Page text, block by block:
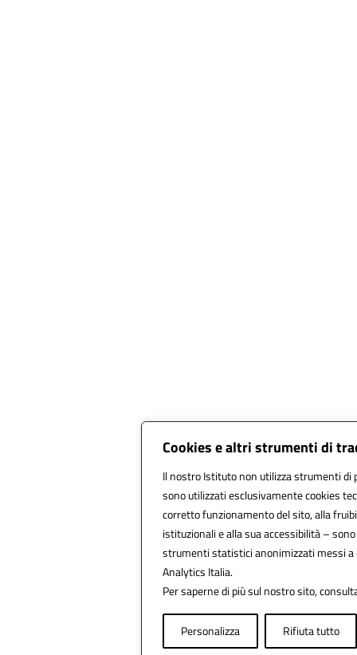
Cookies e altri strumenti di
Il nostro Istituto non utilizza strumenti di
sono utilizzati esclusivamente cookies
corretto funzionamento del sito, alla
istituzionali e alla sua accessibilità –
strumenti statistici anonimizzati messi a
Analytics Italia.
Per saperne di più sul nostro sito,
Personalizza Rifiuta tutto